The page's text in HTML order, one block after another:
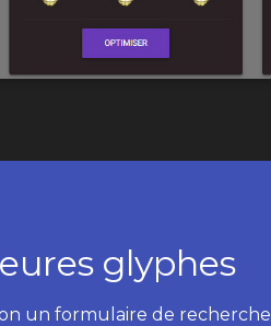
glyphes
un formulaire de recherche